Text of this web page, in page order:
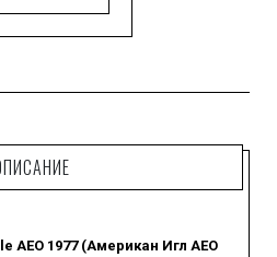
AEO 1977 (Американ Игл АЕО